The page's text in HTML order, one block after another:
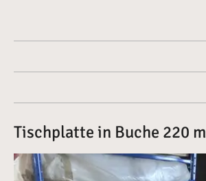
Tischplatte in Buche 220
Vergrößerte Version anzeigen